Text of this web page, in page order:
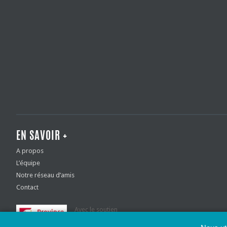
EN SAVOIR +
A propos
L’équipe
Notre réseau d’amis
Contact
Avec le soutien